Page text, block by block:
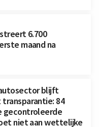
6.700
maand na
blijft
84
gecontroleerde
niet aan wettelijke